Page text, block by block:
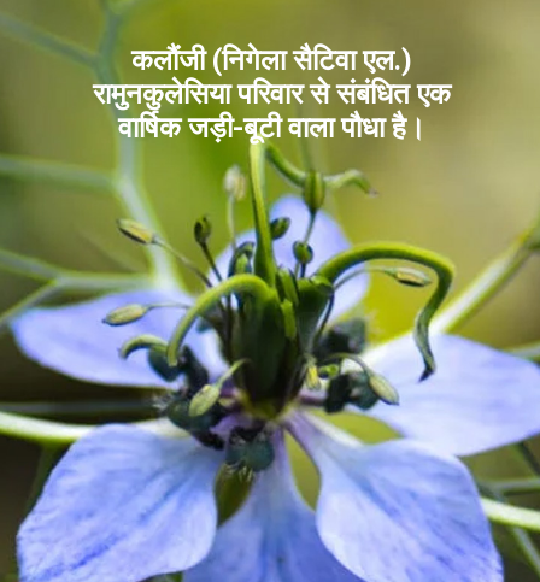
कलौंजी (निगेला सैटिवा एल.)
रामुनकुलेसिया परिवार से संबंधित एक
वार्षिक जड़ी-बूटी वाला पौधा है।